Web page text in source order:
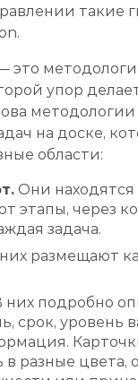
такие
это
упор
на доске,
области:
Они находятся
этапы, через
задача.
размещают
них подробно
срок, уровень
разные цвета,